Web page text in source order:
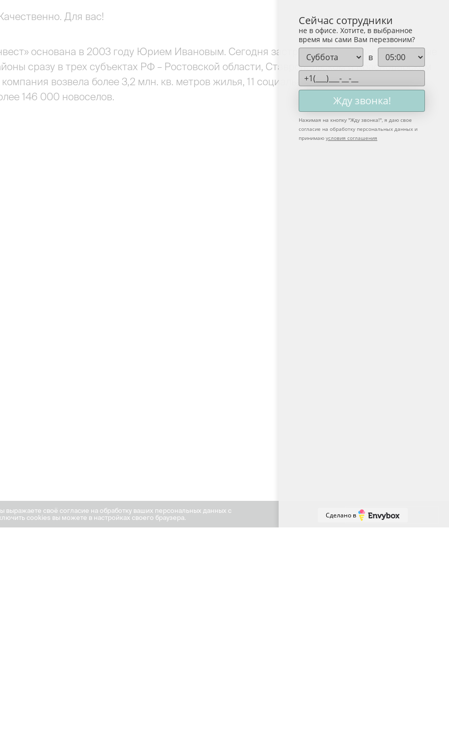
Для вас!
основана в 2003 году Юрием Ивановым. Сегодня застройщик возводит комфортные
сразу в трех субъектах РФ – Ростовской области, Ставропольском и Краснодарском
компания возвела более 3,2 млн. кв. метров жилья, 11 социальных объектов, сделала
146 000 новоселов.
своё согласие на обработку ваших персональных данных с
cookies вы можете в настройках своего браузера.
Принять
Сейчас сотрудники
не в офисе. Хотите, в выбранное
время мы сами Вам перезвоним?
в
Жду звонка!
Нажимая на кнопку "Жду звонка!", я даю свое
согласие на обработку персональных данных и
принимаю условия соглашения
Сделано в